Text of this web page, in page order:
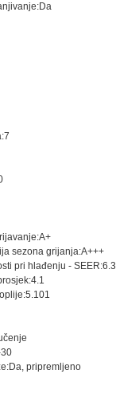
sezona grijanja:A+++
pri hlađenju - SEER:6.3
pripremljeno